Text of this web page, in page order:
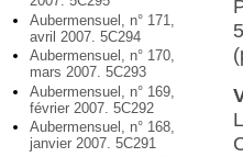
Aubermensuel, n° 171,
avril 2007. 5C294
Aubermensuel, n° 170,
mars 2007. 5C293
Aubermensuel, n° 169,
février 2007. 5C292
Aubermensuel, n° 168,
janvier 2007. 5C291